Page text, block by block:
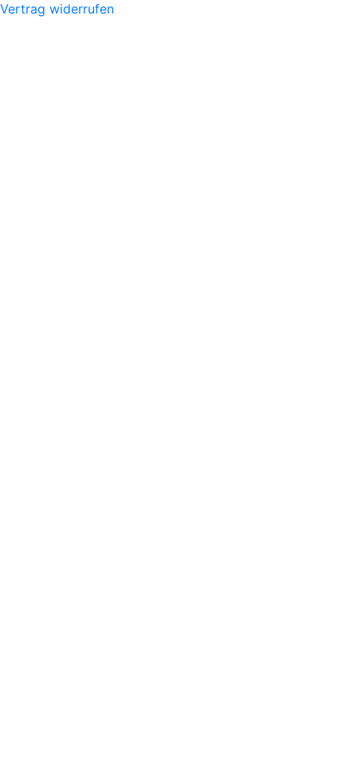
Vertrag widerrufen